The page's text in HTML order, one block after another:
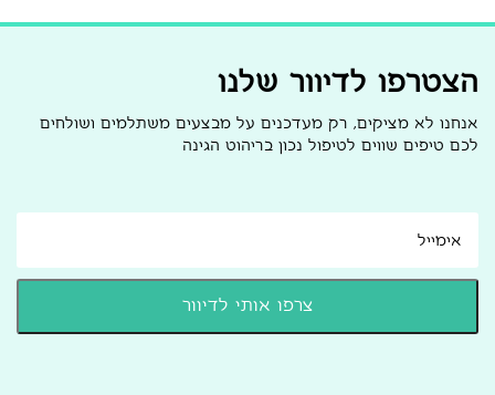
הצטרפו לדיוור שלנו
אנחנו לא מציקים, רק מעדכנים על מבצעים משתלמים ושולחים
לכם טיפים שווים לטיפול נכון בריהוט הגינה